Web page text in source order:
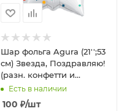
Шар фольга Agura (21'';53
см) Звезда, Поздравляю!
(разн. конфетти и
звездочки), Белый, 1
шт.753651
Есть в наличии
100 ₽/шт